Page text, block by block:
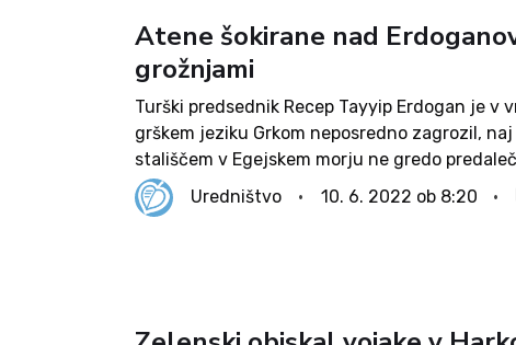
Atene šokirane nad
grožnjami
Turški predsednik Recep Tayyip Erdogan je v
grškem jeziku Grkom neposredno zagrozil,
stališčem v Egejskem morju ne gredo
obžalovali. Grška vlada je pozvala k nacionalni
nepredvidljive sosede, nekdanji...
Uredništvo 10. 6. 2022 ob 8:20